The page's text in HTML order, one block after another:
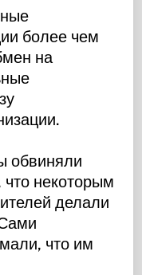
более чем
на
обвиняли
некоторым
делали
что им